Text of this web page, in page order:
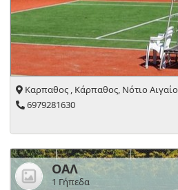
Καρπαθος , Κάρπαθος, Νότιο Αιγαίο
6979281630
ΟΑΛ
1 Γήπεδα